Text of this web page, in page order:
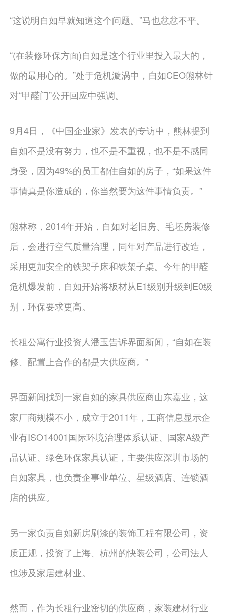
“这说明自如早就知道这个问题。”马也忿忿不平。
“(在装修环保方面)自如是这个行业里投入最大的，
做的最用心的。”处于危机漩涡中，自如CEO熊林针
对“甲醛门”公开回应中强调。
9月4日，《中国企业家》发表的专访中，熊林提到
自如不是没有努力，也不是不重视，也不是不感同
身受，因为49%的员工都住自如的房子，“如果这件
事情真是你造成的，你当然要为这件事情负责。”
熊林称，2014年开始，自如对老旧房、毛坯房装修
后，会进行空气质量治理，同年对产品进行改造，
采用更加安全的铁架子床和铁架子桌。今年的甲醛
危机爆发前，自如开始将板材从E1级别升级到E0级
别，环保要求更高。
长租公寓行业投资人潘玉告诉界面新闻，“自如在装
修、配置上合作的都是大供应商。”
界面新闻找到一家自如的家具供应商山东嘉业，这
家厂商规模不小，成立于2011年，工商信息显示企
业有ISO14001国际环境治理体系认证、国家A级产
品认证、绿色环保家具认证，主要供应深圳市场的
自如家具，也负责企事业单位、星级酒店、连锁酒
店的供应。
另一家负责自如新房刷漆的装饰工程有限公司，资
质正规，投资了上海、杭州的快装公司，公司法人
也涉及家居建材业。
然而，作为长租行业密切的供应商，家装建材行业